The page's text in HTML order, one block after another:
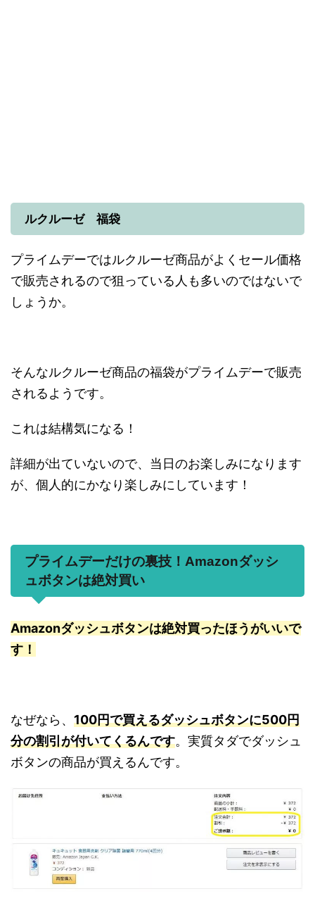
ルクルーゼ 福袋
プライムデーではルクルーゼ商品がよくセール価格
で販売されるので狙っている人も多いのではないで
しょうか。
そんなルクルーゼ商品の福袋がプライムデーで販売
されるようです。
これは結構気になる！
詳細が出ていないので、当日のお楽しみになります
が、個人的にかなり楽しみにしています！
プライムデーだけの裏技！Amazonダッシ
ュボタンは絶対買い
Amazonダッシュボタンは絶対買ったほうがいいで
す！
なぜなら、 100円で買えるダッシュボタンに500円
分の割引が付いてくるんです。実質タダでダッシュ
ボタンの商品が買えるんです。